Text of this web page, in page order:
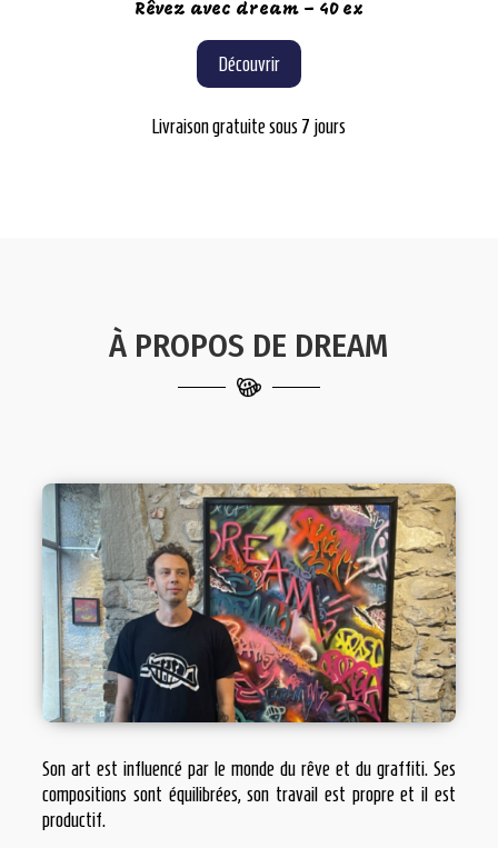
Rêvez avec dream – 40 ex
Découvrir
Livraison gratuite sous 7 jours
À PROPOS DE DREAM
Son art est influencé par le monde du rêve et du graffiti. Ses
compositions sont équilibrées, son travail est propre et il est
productif.